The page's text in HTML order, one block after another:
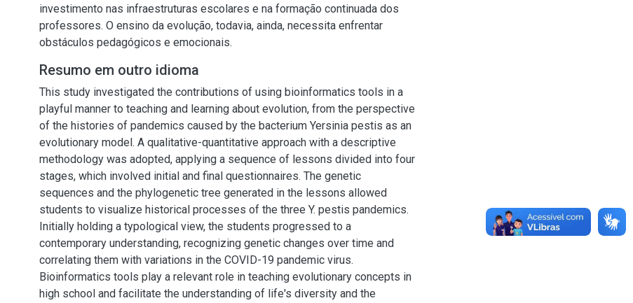
investimento nas infraestruturas escolares e na formação continuada dos
professores. O ensino da evolução, todavia, ainda, necessita enfrentar
obstáculos pedagógicos e emocionais.
Resumo em outro idioma
This study investigated the contributions of using bioinformatics tools in a
playful manner to teaching and learning about evolution, from the perspective
of the histories of pandemics caused by the bacterium Yersinia pestis as an
evolutionary model. A qualitative-quantitative approach with a descriptive
methodology was adopted, applying a sequence of lessons divided into four
stages, which involved initial and final questionnaires. The genetic
sequences and the phylogenetic tree generated in the lessons allowed
students to visualize historical processes of the three Y. pestis pandemics.
Initially holding a typological view, the students progressed to a
contemporary understanding, recognizing genetic changes over time and
correlating them with variations in the COVID-19 pandemic virus.
Bioinformatics tools play a relevant role in teaching evolutionary concepts in
high school and facilitate the understanding of life's diversity and the